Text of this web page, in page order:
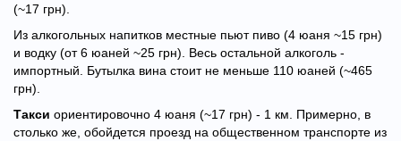
(~17 грн).
Из алкогольных напитков местные пьют пиво (4 юаня ~15 грн)
и водку (от 6 юаней ~25 грн). Весь остальной алкоголь -
импортный. Бутылка вина стоит не меньше 110 юаней (~465
грн).
Такси ориентировочно 4 юаня (~17 грн) - 1 км. Примерно, в
столько же, обойдется проезд на общественном транспорте из